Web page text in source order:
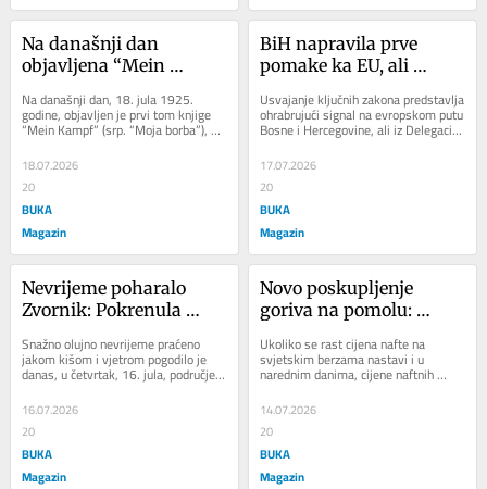
Na današnji dan
objavljena “Mein
knjiga najavila
tragediju 20. vijeka?
Na današnji dan, 18. jula 1925.
godine, objavljen je prvi tom knjige
“Mein Kampf” (srp. “Moja borba”),
koju je Adolf Hitler napisao tokom...
18.07.2026
20
BUKA
Magazin
BiH napravila prve
pomake ka EU, ali
SNSD i HDZ ponovo
zakočiti reforme?
Usvajanje ključnih zakona predstavlja
ohrabrujući signal na evropskom putu
Bosne i Hercegovine, ali iz Delegacije
EU upozoravaju da reforme još...
17.07.2026
20
BUKA
Magazin
Nevrijeme poharalo
Zvornik: Pokrenula
pomoć (VIDEO)
Snažno olujno nevrijeme praćeno
jakom kišom i vjetrom pogodilo je
danas, u četvrtak, 16. jula, područje
Zvornika, izazvavši bujične poplave,...
16.07.2026
20
BUKA
Magazin
Novo poskupljenje
goriva na pomolu:
da bi cijena mogla preći
3KM po litru
Ukoliko se rast cijena nafte na
svjetskim berzama nastavi i u
narednim danima, cijene naftnih
derivata u Bosni i Hercegovini vrlo
lako bi mogle...
14.07.2026
20
BUKA
Magazin